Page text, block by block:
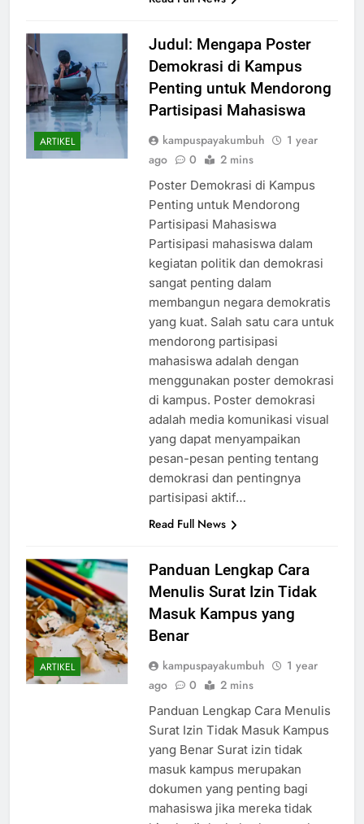
ARTIKEL
Judul: Mengapa Poster
Demokrasi di Kampus
Penting untuk Mendorong
Partisipasi Mahasiswa
kampuspayakumbuh
1 year
ago
0 2 mins
Poster Demokrasi di Kampus
Penting untuk Mendorong
Partisipasi Mahasiswa
Partisipasi mahasiswa dalam
kegiatan politik dan demokrasi
sangat penting dalam
membangun negara demokratis
yang kuat. Salah satu cara untuk
mendorong partisipasi
mahasiswa adalah dengan
menggunakan poster demokrasi
di kampus. Poster demokrasi
adalah media komunikasi visual
yang dapat menyampaikan
pesan-pesan penting tentang
demokrasi dan pentingnya
partisipasi aktif…
Read Full News
ARTIKEL
Panduan Lengkap Cara
Menulis Surat Izin Tidak
Masuk Kampus yang
Benar
kampuspayakumbuh
1 year
ago
0 2 mins
Panduan Lengkap Cara Menulis
Surat Izin Tidak Masuk Kampus
yang Benar Surat izin tidak
masuk kampus merupakan
dokumen yang penting bagi
mahasiswa jika mereka tidak